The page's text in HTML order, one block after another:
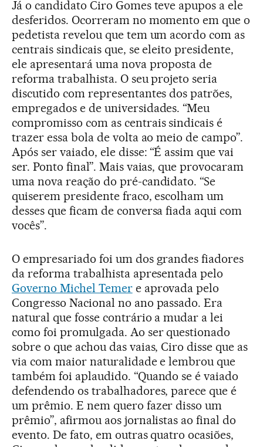
Já o candidato Ciro Gomes teve apupos a ele
desferidos. Ocorreram no momento em que o
pedetista revelou que tem um acordo com as
centrais sindicais que, se eleito presidente,
ele apresentará uma nova proposta de
reforma trabalhista. O seu projeto seria
discutido com representantes dos patrões,
empregados e de universidades. “Meu
compromisso com as centrais sindicais é
trazer essa bola de volta ao meio de campo”.
Após ser vaiado, ele disse: “É assim que vai
ser. Ponto final”. Mais vaias, que provocaram
uma nova reação do pré-candidato. “Se
quiserem presidente fraco, escolham um
desses que ficam de conversa fiada aqui com
vocês”.
O empresariado foi um dos grandes fiadores
da reforma trabalhista apresentada pelo
Governo Michel Temere aprovada pelo
Congresso Nacional no ano passado. Era
natural que fosse contrário a mudar a lei
como foi promulgada. Ao ser questionado
sobre o que achou das vaias, Ciro disse que as
via com maior naturalidade e lembrou que
também foi aplaudido. “Quando se é vaiado
defendendo os trabalhadores, parece que é
um prêmio. E nem quero fazer disso um
prêmio”, afirmou aos jornalistas ao final do
evento. De fato, em outras quatro ocasiões,